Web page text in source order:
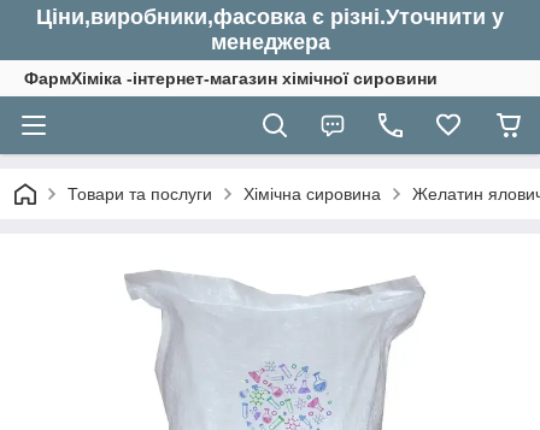
Ціни,виробники,фасовка є різні.Уточнити у
менеджера
ФармХіміка -інтернет-магазин хімічної сировини
Товари та послуги Хімічна сировина Желатин